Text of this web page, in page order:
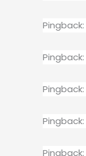
Pingback:
Pingback:
Pingback:
Pingback:
Pingback: